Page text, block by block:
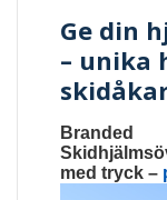
Ge din
– unika
Branded
med tryck –